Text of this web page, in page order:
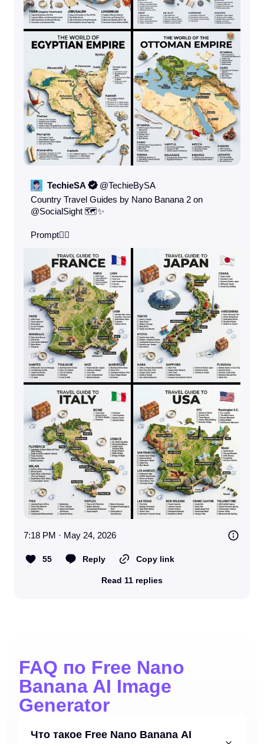
TechieSA @TechieBySA
@SocialSight 🗺️✨
Prompt👇🏻
7:18 PM · May 24, 2026
55 Reply Copy link
Read 11 replies
FAQ по Free Nano
Banana AI Image
Generator
Что такое Free Nano Banana AI